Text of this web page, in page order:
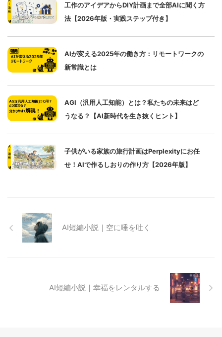
工作のアイデアからDIY計画まで全部AIに聞く方
法【2026年版・実践ステップ付き】
AIが変える2025年の働き方：リモートワークの
新常識とは
AGI（汎用人工知能）とは？私たちの未来はど
うなる？【AI新時代を生き抜くヒント】
子供がいる家族の旅行計画はPerplexityにお任
せ！AIで作るしおりの作り方【2026年版】
AI短編小説｜空に唾を吐く
AI短編小説｜幸福をレンタルする